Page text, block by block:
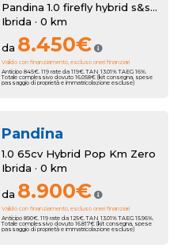
Pandina 1.0 firefly hybrid s&s 70cv 5p.ti
Ibrida · 0 km
da 8.450€
Valido con finanziamento, escluso oneri finanziari
Anticipo 845€. 119 rate da 119€. TAN 13.01% TAEG 16%.
Totale complessivo dovuto 16.058€ (kit consegna, spese
passaggio di proprietà e immatricolazione escluse)
Pandina
1.0 65cv Hybrid Pop Km Zero
Ibrida · 0 km
da 8.900€
Valido con finanziamento, escluso oneri finanziari
Anticipo 890€. 119 rate da 125€. TAN 13.01% TAEG 15.96%.
Totale complessivo dovuto 16.817€ (kit consegna, spese
passaggio di proprietà e immatricolazione escluse)